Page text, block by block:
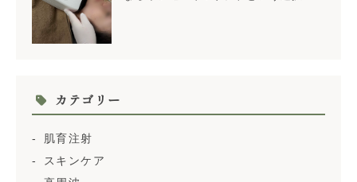
カテゴリー
肌育注射
スキンケア